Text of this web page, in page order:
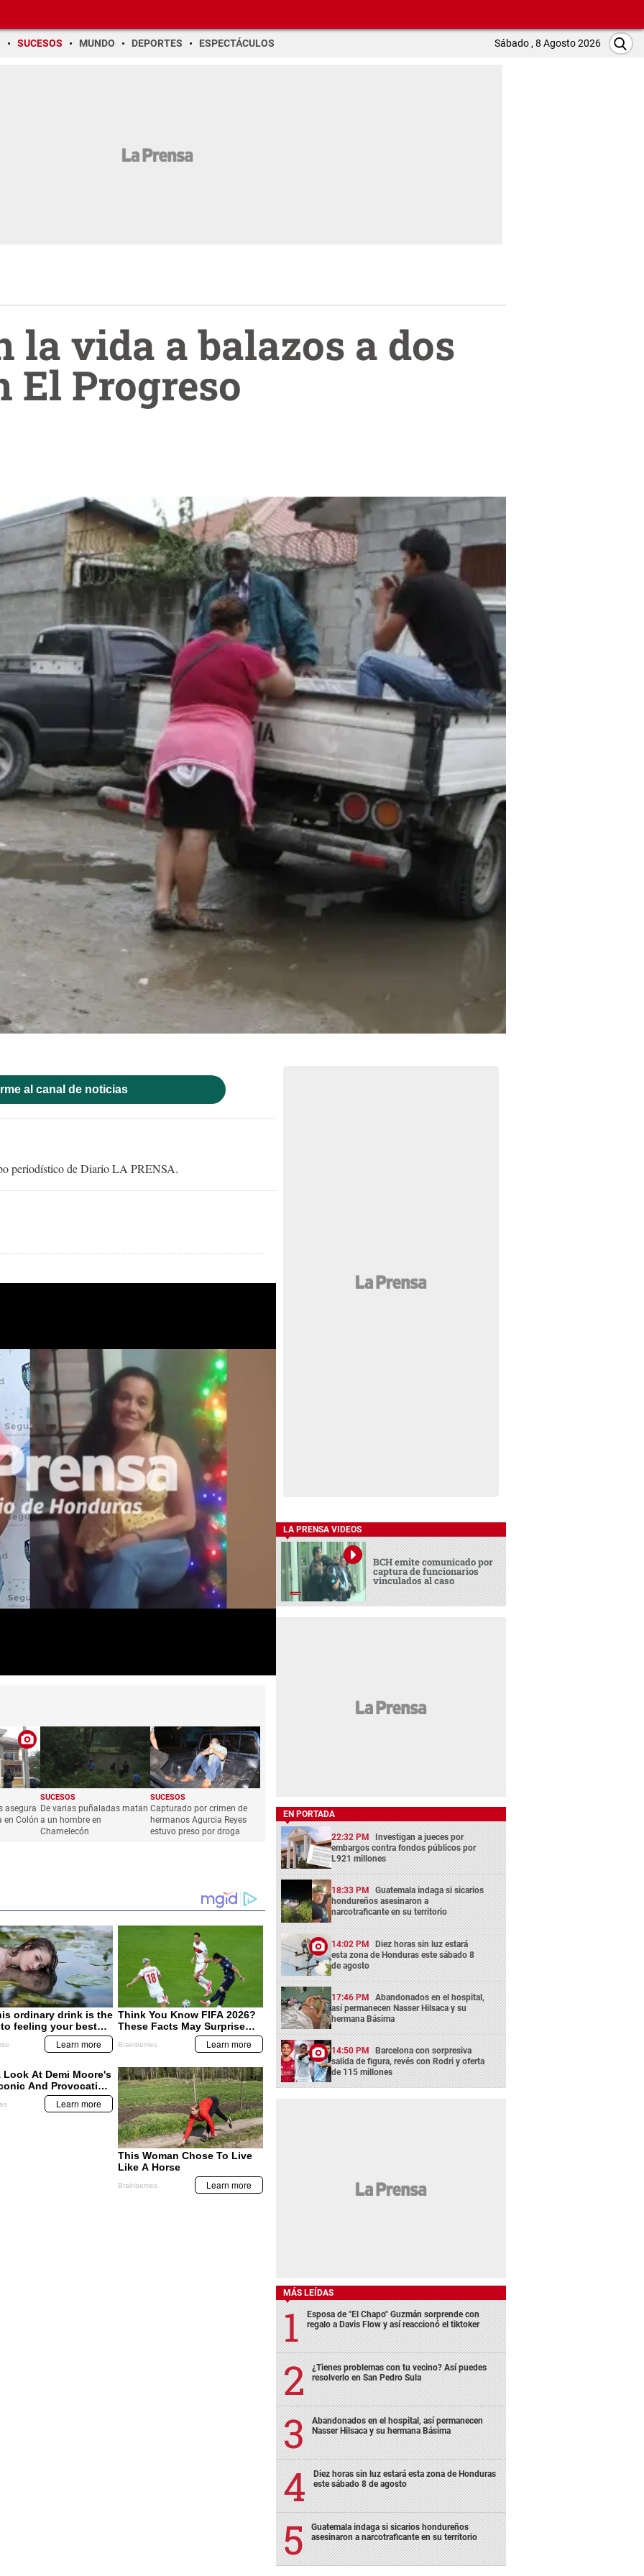
SUCESOS MUNDO DEPORTES ESPECTÁCULOS Sábado , 8 Agosto 2026
la vida a balazos a dos
El Progreso
al canal de noticias
periodístico de Diario LA PRENSA.
asegura
en Colón
SUCESOS
De varias puñaladas matan
a un hombre en
Chamelecón
SUCESOS
Capturado por crimen de
hermanos Agurcia Reyes
estuvo preso por droga
LA PRENSA VIDEOS
BCH emite comunicado por
captura de funcionarios
vinculados al caso
EN PORTADA
22:32 PM Investigan a jueces por
embargos contra fondos públicos por
L921 millones
18:33 PM Guatemala indaga si sicarios
hondureños asesinaron a
narcotraficante en su territorio
14:02 PM Diez horas sin luz estará
esta zona de Honduras este sábado 8
de agosto
17:46 PM Abandonados en el hospital,
así permanecen Nasser Hilsaca y su
hermana Básima
14:50 PM Barcelona con sorpresiva
salida de figura, revés con Rodri y oferta
de 115 millones
MÁS LEÍDAS
Esposa de "El Chapo" Guzmán sorprende con
regalo a Davis Flow y así reaccionó el tiktoker
¿Tienes problemas con tu vecino? Así puedes
resolverlo en San Pedro Sula
Abandonados en el hospital, así permanecen
Nasser Hilsaca y su hermana Básima
Diez horas sin luz estará esta zona de Honduras
este sábado 8 de agosto
Guatemala indaga si sicarios hondureños
asesinaron a narcotraficante en su territorio